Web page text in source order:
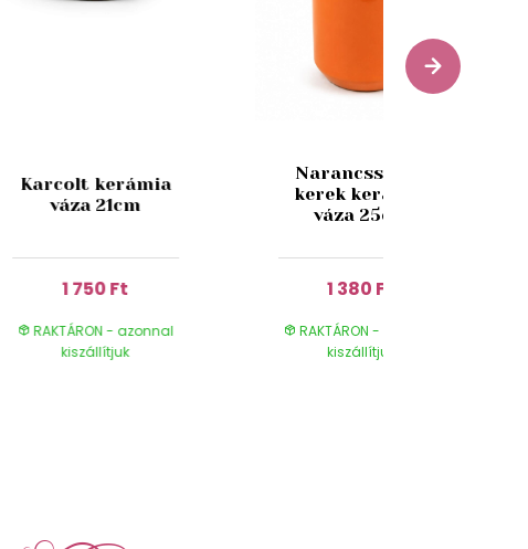
Karcolt kerámia
váza 21cm
1 750 Ft
RAKTÁRON - azonnal
kiszállítjuk
Narancssárga
kerek kerámia
váza 25cm
1 380 Ft
RAKTÁRON - azonnal
kiszállítjuk